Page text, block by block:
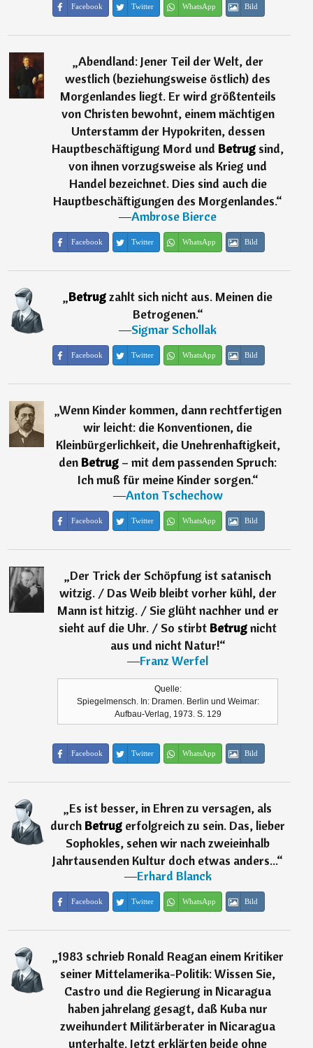
Facebook Twitter WhatsApp Bild
„Abendland: Jener Teil der Welt, der
westlich (beziehungsweise östlich) des
Morgenlandes liegt. Er wird größtenteils
von Christen bewohnt, einem mächtigen
Unterstamm der Hypokriten, dessen
Hauptbeschäftigung Mord und Betrug sind,
von ihnen vorzugsweise als Krieg und
Handel bezeichnet. Dies sind auch die
Hauptbeschäftigungen des Morgenlandes.“
―Ambrose Bierce
Facebook Twitter WhatsApp Bild
„Betrugzahlt sich nicht aus. Meinen die
Betrogenen.“
―Sigmar Schollak
Facebook Twitter WhatsApp Bild
„Wenn Kinder kommen, dann rechtfertigen
wir leicht: die Konventionen, die
Kleinbürgerlichkeit, die Unehrenhaftigkeit,
den Betrug – mit dem passenden Spruch:
Ich muß für meine Kinder sorgen.“
―Anton Tschechow
Facebook Twitter WhatsApp Bild
„Der Trick der Schöpfung ist satanisch
witzig. / Das Weib bleibt vorher kühl, der
Mann ist hitzig. / Sie glüht nachher und er
sieht auf die Uhr. / So stirbt Betrugnicht
aus und nicht Natur!“
―Franz Werfel
Quelle:
Spiegelmensch. In: Dramen. Berlin und Weimar:
Aufbau-Verlag, 1973. S. 129
Facebook Twitter WhatsApp Bild
„Es ist besser, in Ehren zu versagen, als
durch Betrug erfolgreich zu sein. Das, lieber
Sophokles, sehen wir nach zweieinhalb
Jahrtausenden Kultur doch etwas anders...“
―Erhard Blanck
Facebook Twitter WhatsApp Bild
„1983 schrieb Ronald Reagan einem Kritiker
seiner Mittelamerika-Politik: Wissen Sie,
Castro und die Regierung in Nicaragua
haben jahrelang gesagt, daß Kuba nur
zweihundert Militärberater in Nicaragua
unterhalte. Jetzt erklärten beide ohne